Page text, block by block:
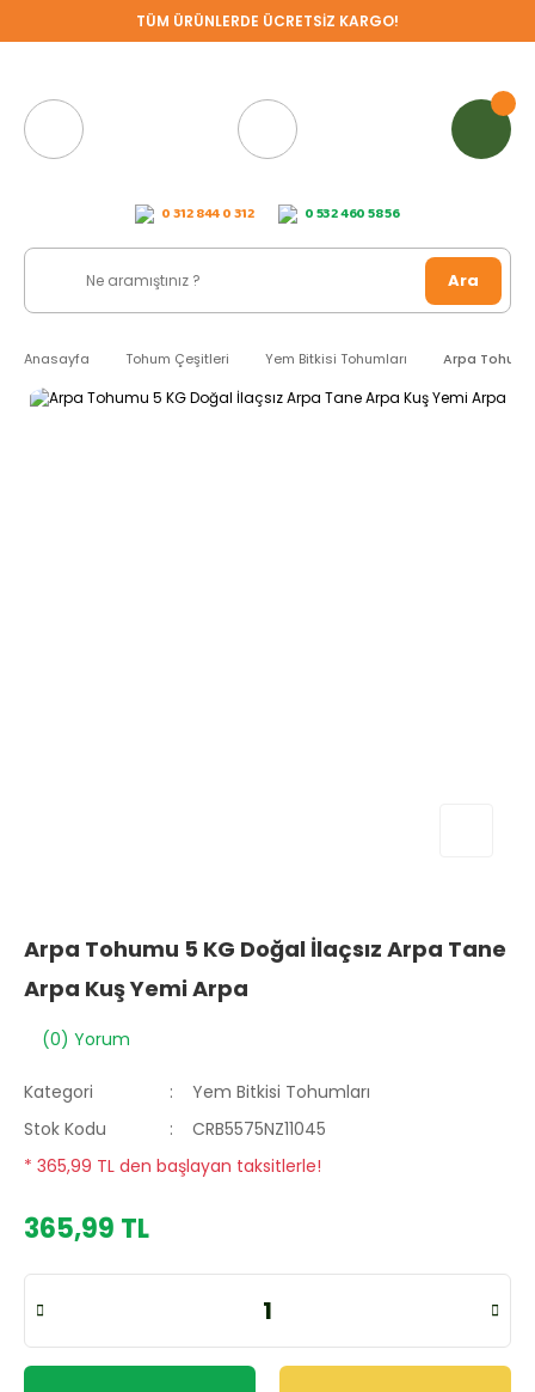
TÜM ÜRÜNLERDE ÜCRETSİZ KARGO!
0 312 844 0 312 0 532 460 58 56
Ara
Anasayfa Tohum Çeşitleri Yem Bitkisi Tohumları Arpa
Arpa Tohumu 5 KG Doğal İlaçsız Arpa Tane
Arpa Kuş Yemi Arpa
(0) Yorum
Kategori
Yem Bitkisi Tohumları
Stok Kodu
CRB5575NZ11045
* 365,99 TL den başlayan taksitlerle!
365,99 TL